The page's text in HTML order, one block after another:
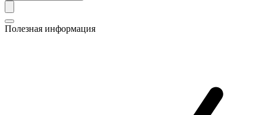
Полезная информация